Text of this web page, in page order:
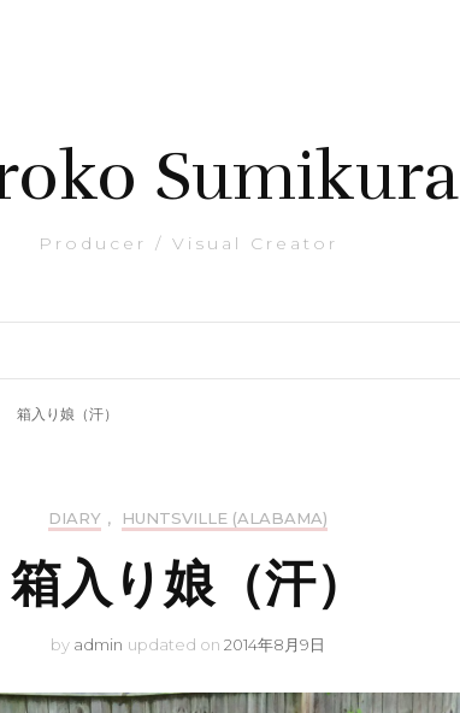
Sumikura
Producer / Visual Creator
箱入り娘（汗）
DIARY , HUNTSVILLE (ALABAMA)
箱入り娘（汗）
by admin updated on 2014年8月9日